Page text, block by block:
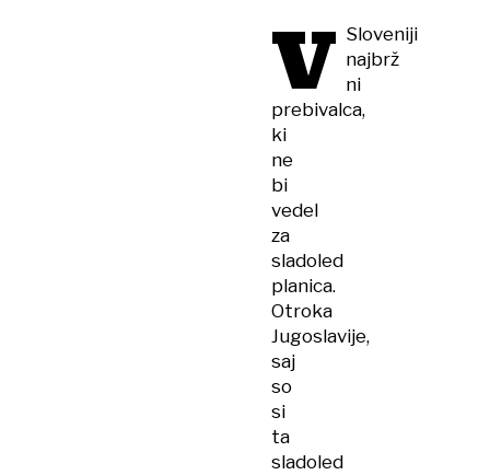
V Sloveniji
najbrž
ni
prebivalca,
ki
ne
bi
vedel
za
sladoled
planica.
Otroka
Jugoslavije,
saj
so
si
ta
sladoled